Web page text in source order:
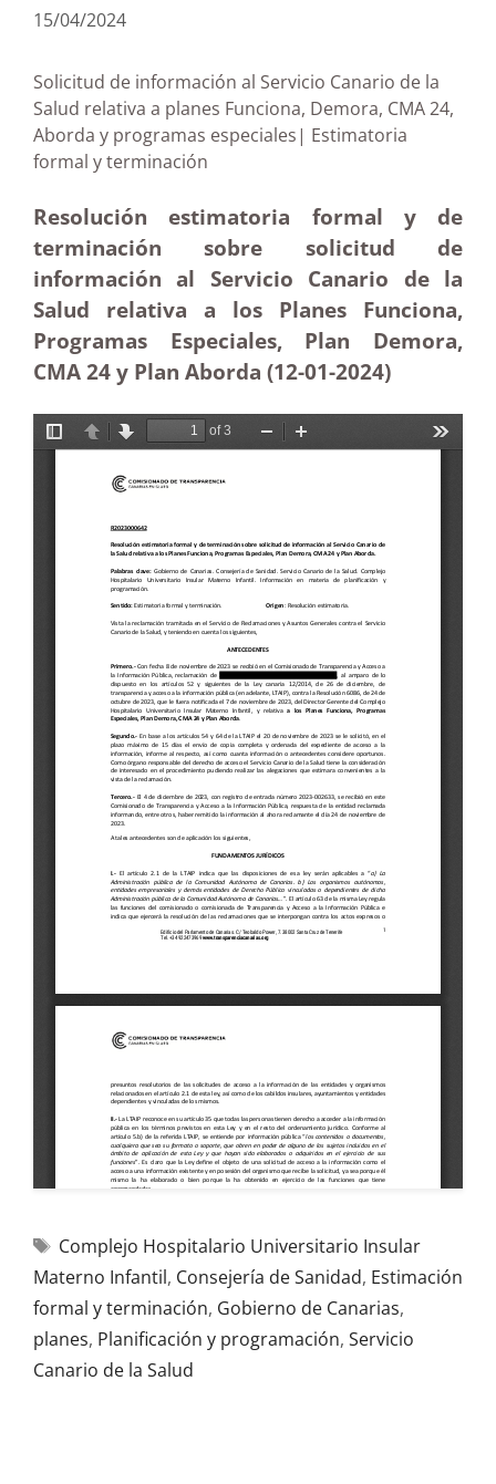
15/04/2024
Solicitud de información al Servicio Canario de la
Salud relativa a planes Funciona, Demora, CMA 24,
Aborda y programas especiales| Estimatoria
formal y terminación
Resolución estimatoria formal y de
terminación sobre solicitud de
información al Servicio Canario de la
Salud relativa a los Planes Funciona,
Programas Especiales, Plan Demora,
CMA 24 y Plan Aborda (12-01-2024)
Complejo Hospitalario Universitario Insular
Materno Infantil, Consejería de Sanidad, Estimación
formal y terminación, Gobierno de Canarias,
planes, Planificación y programación, Servicio
Canario de la Salud